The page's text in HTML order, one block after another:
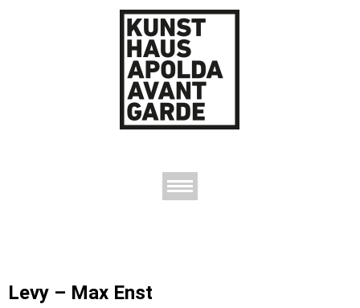
Levy – Max Enst